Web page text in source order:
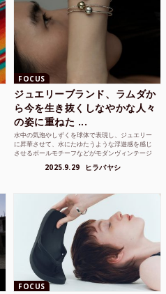
FOCUS
ジュエリーブランド、ラムダか
ら今を生き抜くしなやかな人々
の姿に重ねた ...
水中の気泡やしずくを球体で表現し、ジュエリー
に昇華させて、水にたゆたうような浮遊感を感じ
させるボールモチーフなどがモダンヴィンテージ
2025.9.29 ヒラバヤシ
FOCUS